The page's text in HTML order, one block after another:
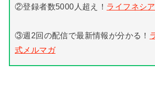
②登録者数5000人超え！ ライフネシ
③週2回の配信で最新情報が分かる！
式メルマガ